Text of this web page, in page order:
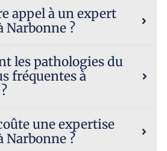
appel à un expert
Narbonne ?
les pathologies du
fréquentes à
une expertise
Narbonne ?